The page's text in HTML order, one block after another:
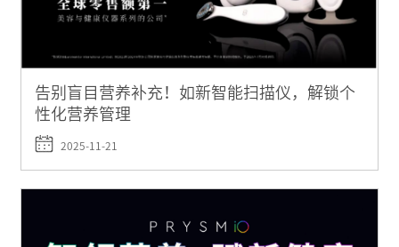
告别盲目营养补充！如新智能扫描仪，解锁个
性化营养管理
2025-11-21